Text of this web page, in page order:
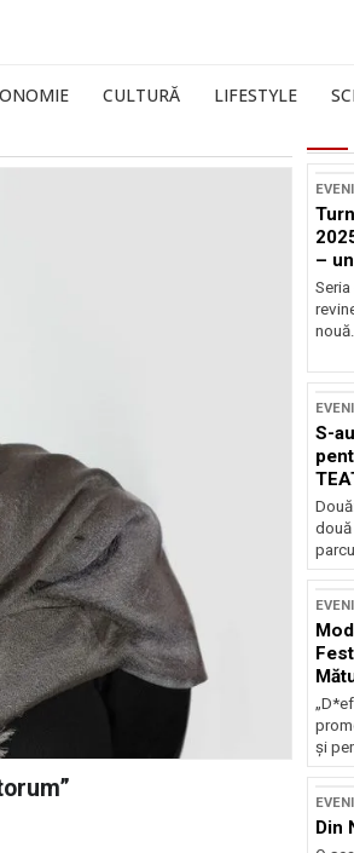
CULTURĂ LIFESTYLE
–
și
S-
și
Din